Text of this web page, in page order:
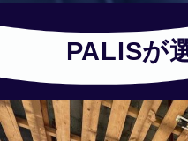
PALISが